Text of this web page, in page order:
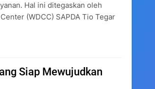
Hal ini ditegaskan oleh
(WDCC) SAPDA Tio Tegar
Siap Mewujudkan